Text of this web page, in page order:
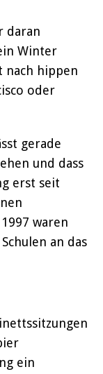
daran
Winter
nach hippen
oder
gerade
und dass
erst seit
waren
an das
ein